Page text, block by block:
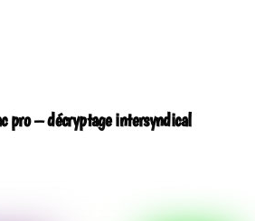
pro – décryptage intersyndical